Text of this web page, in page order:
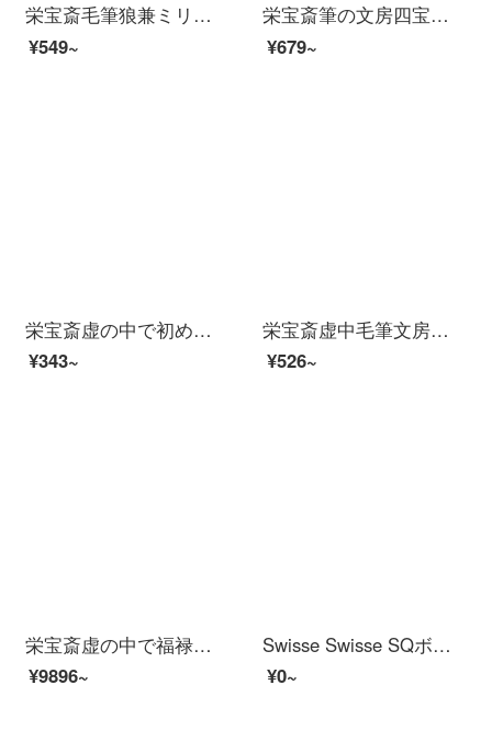
栄宝斎毛筆狼兼ミリ字房四宝墨汁書道練習国画初心者張旭光書写の推薦行草楷書隷書篆書筆-張旭光大楷
¥549~
栄宝斎筆の文房四宝の農耕の筆の荘子の羊の毛の枝は兼用して少しも長鋒の大きさの専門の練習の書道の国画の大幅な蘭竹の行草の漢簡の専用の文人の心の夢（大きい）
¥679~
栄宝斎虚の中で初めて楷書の筆の書房四宝の羊の毛の毛も狼の毛も兼用しています。書画のプレゼントである湖筆の書房四宝の初楷書です。
¥343~
栄宝斎虚中毛筆文房四宝墨汁書画初心者学生兼筆揮毫風中号
¥526~
栄宝斎虚の中で福禄寿寿は羊の毛の手作りの筆の礼箱の書道の贈り物の湖筆の文房の四宝福禄寿は四本の筆の礼箱を祝います。
¥9896~
Swisse Swisse SQボトルのオレンジエキス飲料500 mlは、アントシアニンとVCの海外輸入が含まれています。
¥0~